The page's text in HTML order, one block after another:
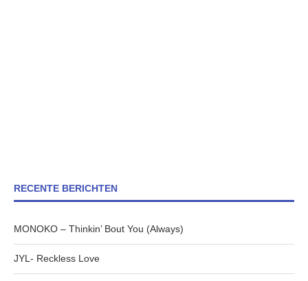
RECENTE BERICHTEN
MONOKO – Thinkin’ Bout You (Always)
JYL- Reckless Love